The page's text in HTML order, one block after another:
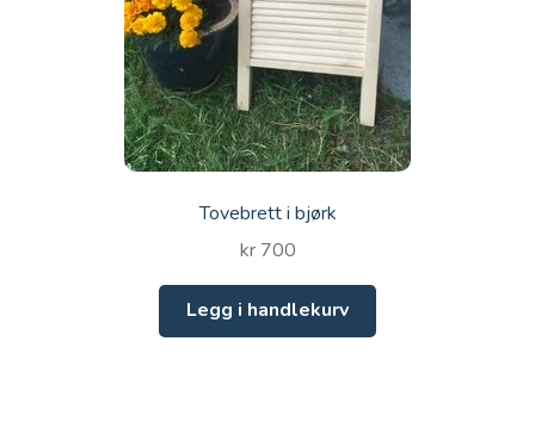
Tovebrett i bjørk
kr700
Legg i handlekurv